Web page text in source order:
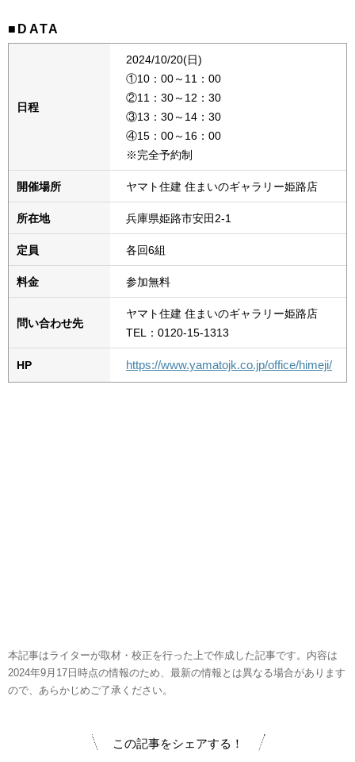
■DATA
日程
2024/10/20(日)
①10：00～11：00
②11：30～12：30
③13：30～14：30
④15：00～16：00
※完全予約制
開催場所 ヤマト住建 住まいのギャラリー姫路店
所在地 兵庫県姫路市安田2-1
定員 各回6組
料金 参加無料
問い合わせ先
ヤマト住建 住まいのギャラリー姫路店
TEL：0120-15-1313
HP https://www.yamatojk.co.jp/office/himeji/
本記事はライターが取材・校正を行った上で作成した記事です。内容は
2024年9月17日時点の情報のため、最新の情報とは異なる場合があります
ので、あらかじめご了承ください。
この記事をシェアする！